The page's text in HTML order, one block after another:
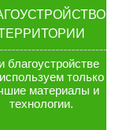
благоустройстве
только
материалы и
технологии.